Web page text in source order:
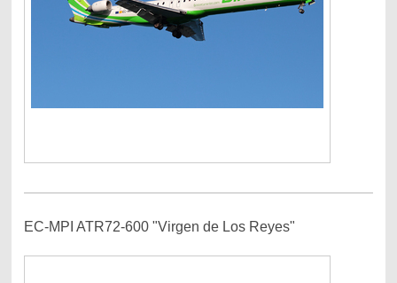
EC-MPI ATR72-600 "Virgen de Los Reyes"